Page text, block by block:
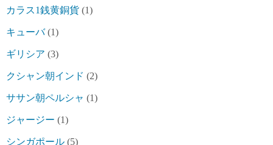
カラス1銭黄銅貨 (1)
キューバ(1)
ギリシア (3)
クシャン朝インド (2)
ササン朝ペルシャ (1)
ジャージー (1)
シンガポール (5)